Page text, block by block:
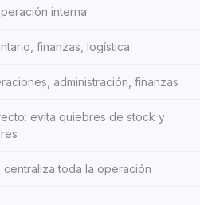
interna
finanzas, logística
administración, finanzas
evita quiebres de stock y
centraliza toda la operación